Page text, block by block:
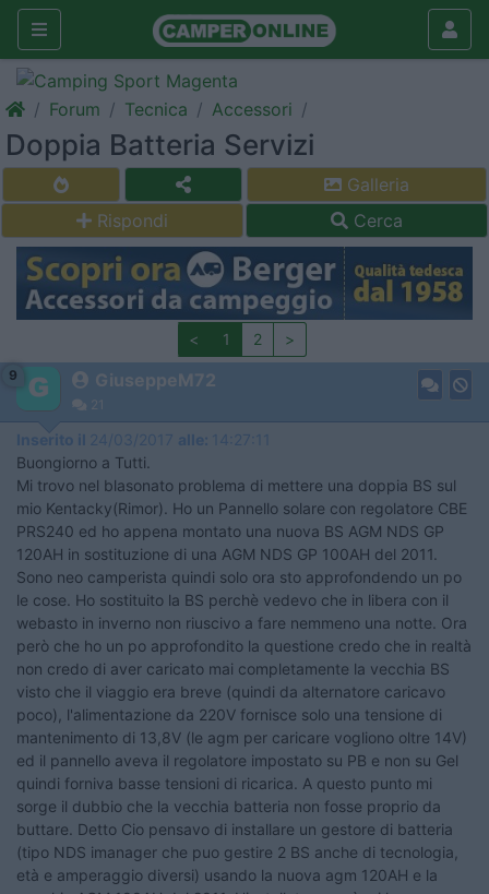
Forum Tecnica Accessori
Doppia Batteria Servizi
Galleria
Rispondi
Cerca
< 1 2 >
9 GiuseppeM72
21
Inserito il 24/03/2017 alle: 14:27:11
Buongiorno a Tutti.
Mi trovo nel blasonato problema di mettere una doppia BS sul
mio Kentacky(Rimor). Ho un Pannello solare con regolatore CBE
PRS240 ed ho appena montato una nuova BS AGM NDS GP
120AH in sostituzione di una AGM NDS GP 100AH del 2011.
Sono neo camperista quindi solo ora sto approfondendo un po
le cose. Ho sostituito la BS perchè vedevo che in libera con il
webasto in inverno non riuscivo a fare nemmeno una notte. Ora
però che ho un po approfondito la questione credo che in realtà
non credo di aver caricato mai completamente la vecchia BS
visto che il viaggio era breve (quindi da alternatore caricavo
poco), l'alimentazione da 220V fornisce solo una tensione di
mantenimento di 13,8V (le agm per caricare vogliono oltre 14V)
ed il pannello aveva il regolatore impostato su PB e non su Gel
quindi forniva basse tensioni di ricarica. A questo punto mi
sorge il dubbio che la vecchia batteria non fosse proprio da
buttare. Detto Cio pensavo di installare un gestore di batteria
(tipo NDS imanager che puo gestire 2 BS anche di tecnologia,
età e amperaggio diversi) usando la nuova agm 120AH e la